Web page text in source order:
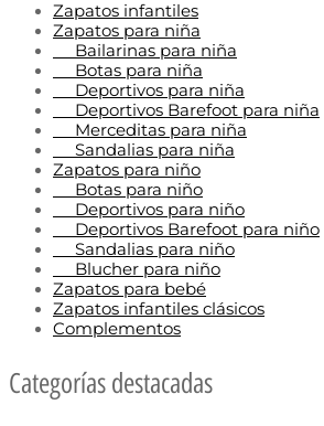
Zapatos infantiles
Zapatos para niña
Bailarinas para niña
Botas para niña
Deportivos para niña
Deportivos Barefoot para niña
Merceditas para niña
Sandalias para niña
Zapatos para niño
Botas para niño
Deportivos para niño
Deportivos Barefoot para niño
Sandalias para niño
Blucher para niño
Zapatos para bebé
Zapatos infantiles clásicos
Complementos
Categorías destacadas